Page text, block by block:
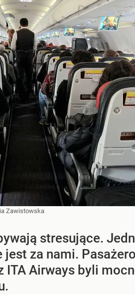
Zawistowska
stresujące.
jest za nami.
ITA Airways byli